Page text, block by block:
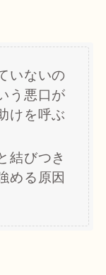
いないの
う悪口が
けを呼ぶ
結びつき
める原因